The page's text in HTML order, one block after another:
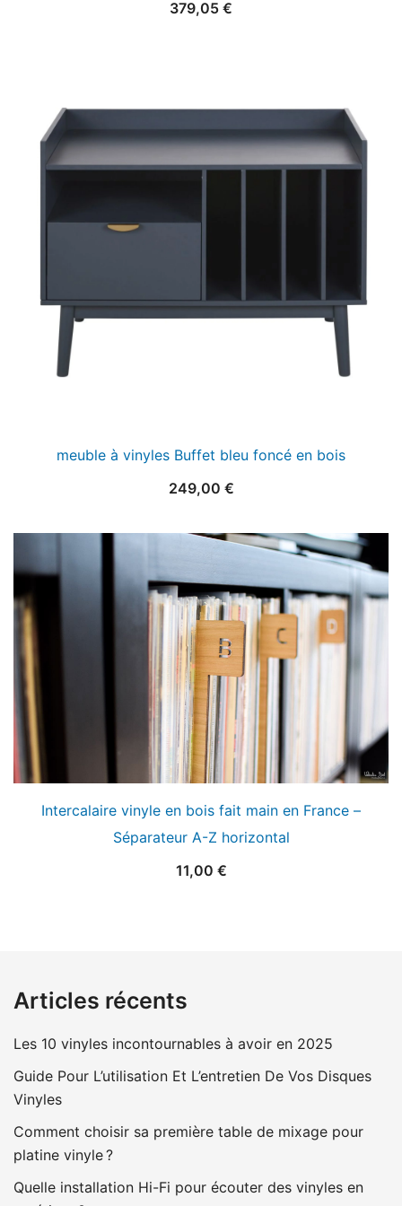
379,05 €
meuble à vinyles Buffet bleu foncé en bois
249,00 €
Intercalaire vinyle en bois fait main en France –
Séparateur A-Z horizontal
11,00 €
Articles récents
Les 10 vinyles incontournables à avoir en 2025
Guide Pour L’utilisation Et L’entretien De Vos Disques
Vinyles
Comment choisir sa première table de mixage pour
platine vinyle ?
Quelle installation Hi-Fi pour écouter des vinyles en